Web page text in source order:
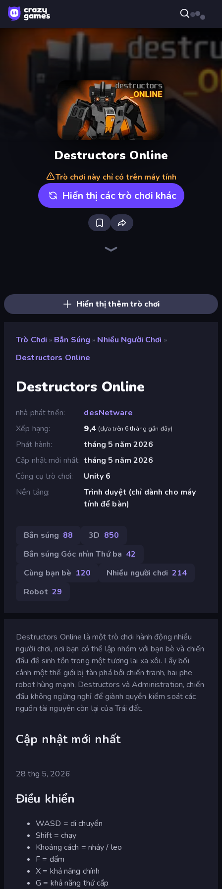
Destructors Online
Trò chơi này chỉ có trên máy tính
Hiển thị các trò chơi khác
Hiển thị thêm trò chơi
Trò Chơi » Bắn Súng » Nhiều Người Chơi »
Destructors Online
Destructors Online
nhà phát triển
desNetware
Xếp hạng
9,4 (dựa trên 6 tháng gần đây)
Phát hành
tháng 5 năm 2026
Cập nhật mới nhất tháng 5 năm 2026
Công cụ trò chơi
Unity 6
Nền tảng
Trình duyệt (chỉ dành cho máy
tính để bàn)
Bắn súng 88 3D 850
Bắn súng Góc nhìn Thứ ba 42
Cùng bạn bè 120 Nhiều người chơi 214
Robot 29
Destructors Online là một trò chơi hành động nhiều
người chơi, nơi bạn có thể lập nhóm với bạn bè và chiến
đấu để sinh tồn trong một tương lai xa xôi. Lấy bối
cảnh một thế giới bị tàn phá bởi chiến tranh, hai phe
robot hùng mạnh, Destructors và Administration, chiến
đấu không ngừng nghỉ để giành quyền kiểm soát các
nguồn tài nguyên còn lại của Trái đất.
Cập nhật mới nhất
28 thg 5, 2026
Điều khiển
WASD = di chuyển
Shift = chạy
Khoảng cách = nhảy / leo
F = đấm
X = khả năng chính
G = khả năng thứ cấp